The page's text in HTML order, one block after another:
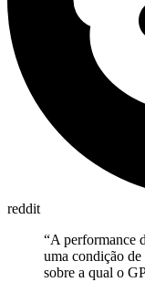
reddit
“A performance
uma condição
sobre a qual o